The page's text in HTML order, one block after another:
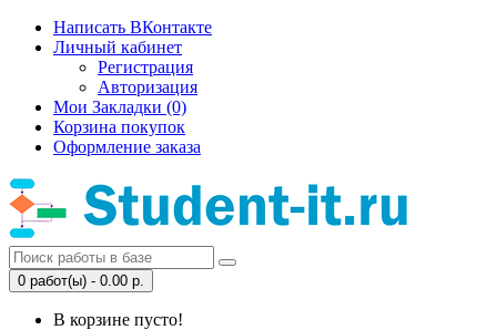
Написать ВКонтакте
Личный кабинет
Регистрация
Авторизация
Мои Закладки (0)
Корзина покупок
Оформление заказа
0 работ(ы) - 0.00 р.
В корзине пусто!